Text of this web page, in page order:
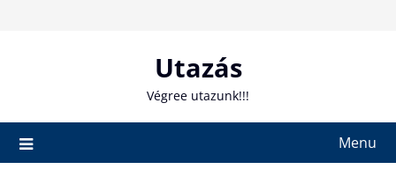
Utazás
Végree utazunk!!!
Menu